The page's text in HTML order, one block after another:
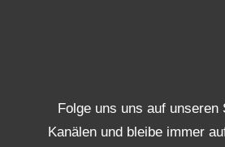
Folge uns uns auf unseren
Kanälen und bleibe immer